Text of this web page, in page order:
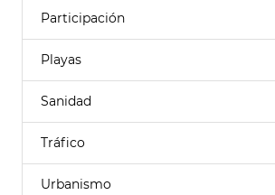
Participación
Playas
Sanidad
Tráfico
Urbanismo